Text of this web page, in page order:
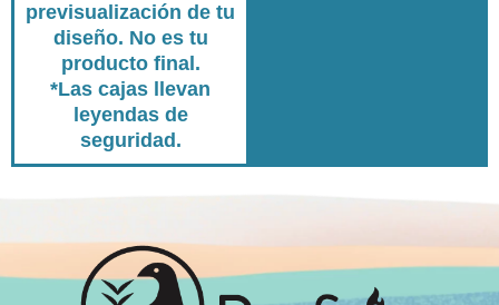
previsualización de tu
diseño. No es tu
producto final.
*Las cajas llevan
leyendas de
seguridad.